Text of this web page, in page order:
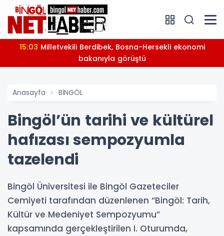
14:47
incelendi
Anasayfa BİNGÖL
Bingöl’ün tarihi ve kültürel
hafızası sempozyumla
tazelendi
Bingöl Üniversitesi ile Bingöl Gazeteciler
Cemiyeti tarafından düzenlenen “Bingöl: Tarih,
Kültür ve Medeniyet Sempozyumu”
kapsamında gerçekleştirilen I. Oturumda,